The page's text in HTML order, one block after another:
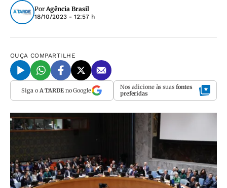
PorAgência Brasil
18/10/2023 - 12:57 h
OUÇA COMPARTILHE
Siga o A TARDEno Google Nos adicione às suas fontes
preferidas